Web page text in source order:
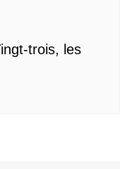
trois, les